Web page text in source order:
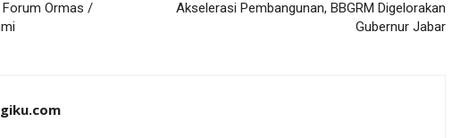
Ormas /
Akselerasi Pembangunan, BBGRM Digelorakan
Gubernur Jabar